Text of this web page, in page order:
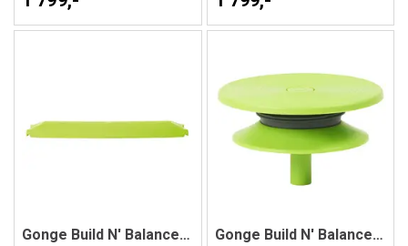
Gonge Build N' Balance | Balanseplanke Gonge Build N' Balance | Vippeskive